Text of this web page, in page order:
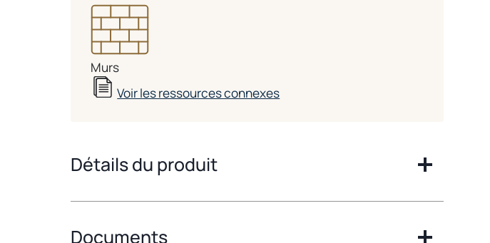
Murs
Voir les ressources connexes
Détails du produit
Documents